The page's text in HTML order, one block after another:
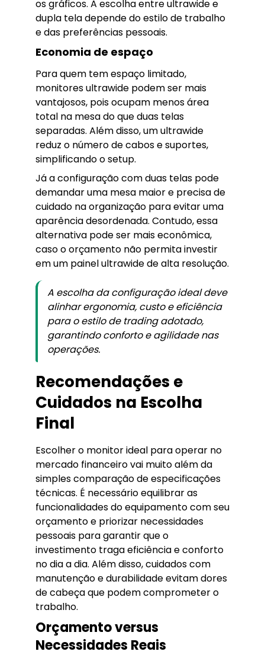
os gráficos. A escolha entre ultrawide e
dupla tela depende do estilo de trabalho
e das preferências pessoais.
Economia de espaço
Para quem tem espaço limitado,
monitores ultrawide podem ser mais
vantajosos, pois ocupam menos área
total na mesa do que duas telas
separadas. Além disso, um ultrawide
reduz o número de cabos e suportes,
simplificando o setup.
Já a configuração com duas telas pode
demandar uma mesa maior e precisa de
cuidado na organização para evitar uma
aparência desordenada. Contudo, essa
alternativa pode ser mais econômica,
caso o orçamento não permita investir
em um painel ultrawide de alta resolução.
A escolha da configuração ideal deve
alinhar ergonomia, custo e eficiência
para o estilo de trading adotado,
garantindo conforto e agilidade nas
operações.
Recomendações e
Cuidados na Escolha
Final
Escolher o monitor ideal para operar no
mercado financeiro vai muito além da
simples comparação de especificações
técnicas. É necessário equilibrar as
funcionalidades do equipamento com seu
orçamento e priorizar necessidades
pessoais para garantir que o
investimento traga eficiência e conforto
no dia a dia. Além disso, cuidados com
manutenção e durabilidade evitam dores
de cabeça que podem comprometer o
trabalho.
Orçamento versus
Necessidades Reais